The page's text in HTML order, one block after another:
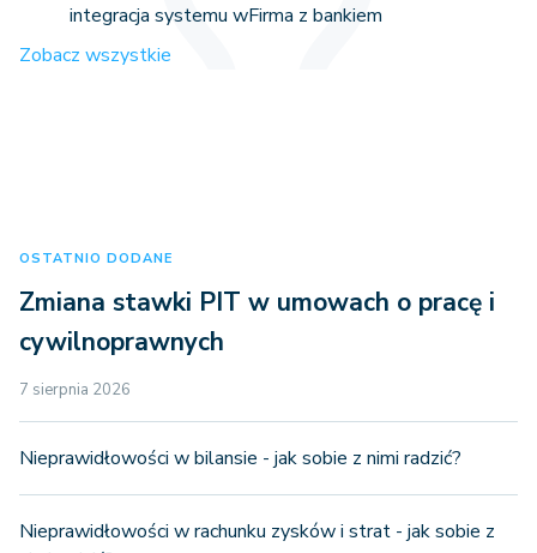
integracja systemu wFirma z bankiem
Zobacz wszystkie
OSTATNIO DODANE
Zmiana stawki PIT w umowach o pracę i
cywilnoprawnych
7 sierpnia 2026
Nieprawidłowości w bilansie - jak sobie z nimi radzić?
Nieprawidłowości w rachunku zysków i strat - jak sobie z